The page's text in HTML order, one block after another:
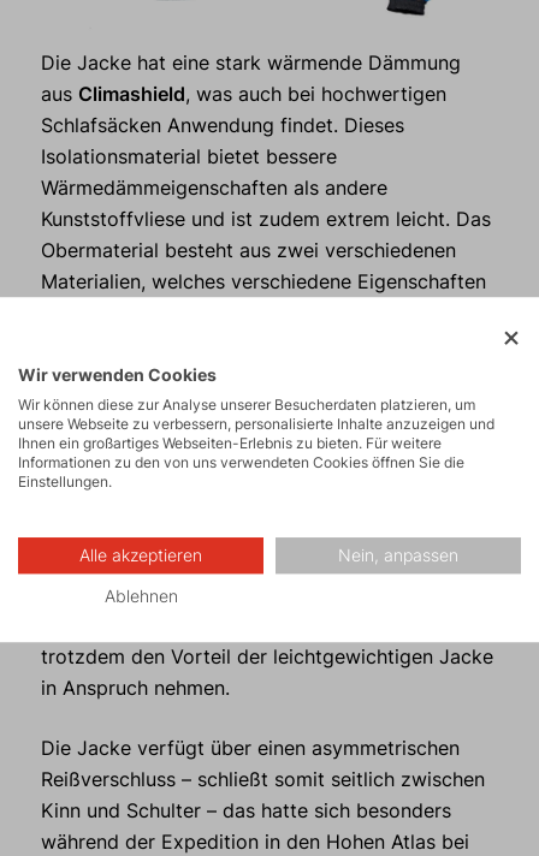
Die Jacke hat eine stark wärmende Dämmung
aus Climashield, was auch bei hochwertigen
Schlafsäcken Anwendung findet. Dieses
Isolationsmaterial bietet bessere
Wärmedämmeigenschaften als andere
Kunststoffvliese und ist zudem extrem leicht. Das
Obermaterial besteht aus zwei verschiedenen
Materialien, welches verschiedene Eigenschaften
wasserdichtes Pertex Endurance Material zum
Einsatz kommt, besteht der Rest aus leichtem
Pertex QuantumMaterial um Gewicht zu sparen.
Ich finde diese Kombination gut durchdacht, da
Materialansprüche bei Bergtouren gedacht wurde,
die Qualität aber nicht darunter leidet. Denn
schließlich möchte ich bei Touren an denen es
trotzdem den Vorteil der leichtgewichtigen Jacke
in Anspruch nehmen.
Die Jacke verfügt über einen asymmetrischen
Reißverschluss – schließt somit seitlich zwischen
Kinn und Schulter – das hatte sich besonders
während der Expedition in den Hohen Atlas bei
Wir verwenden Cookies
Wir können diese zur Analyse unserer Besucherdaten platzieren, um
unsere Webseite zu verbessern, personalisierte Inhalte anzuzeigen und
Ihnen ein großartiges Webseiten-Erlebnis zu bieten. Für weitere
Informationen zu den von uns verwendeten Cookies öffnen Sie die
Einstellungen.
Alle akzeptieren Nein, anpassen
Ablehnen